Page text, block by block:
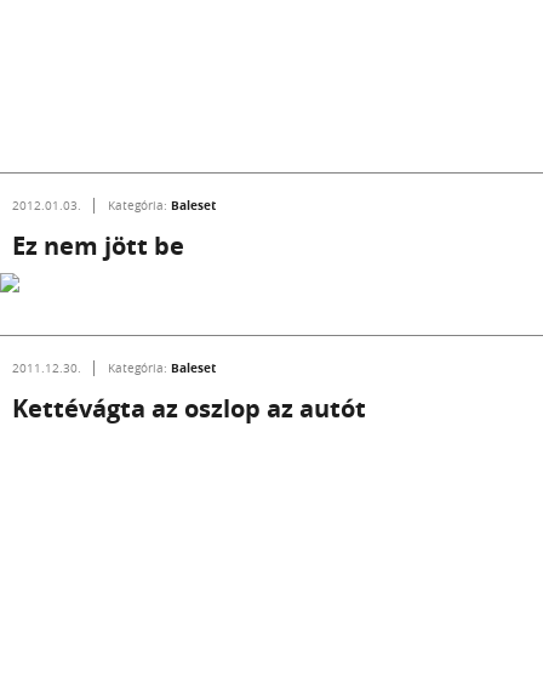
2012.01.03. Kategória: Baleset
Ez nem jött be
2011.12.30. Kategória: Baleset
Kettévágta az oszlop az autót